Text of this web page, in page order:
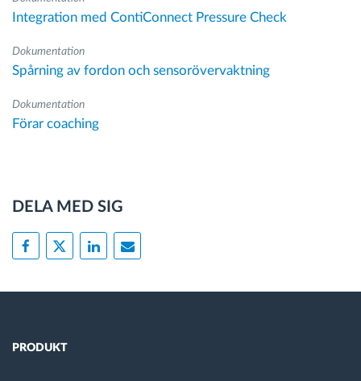
Integration med ContiConnect Pressure Check
Dokumentation
Spårning av fordon och sensorövervaktning
Dokumentation
Förar coaching
DELA MED SIG
PRODUKT